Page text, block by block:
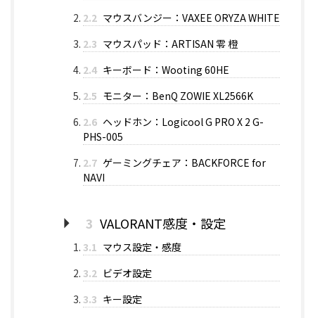
2.2 マウスバンジー：VAXEE ORYZA WHITE
2.3 マウスパッド：ARTISAN 零 橙
2.4 キーボード：Wooting 60HE
2.5 モニター：BenQ ZOWIE XL2566K
2.6 ヘッドホン：Logicool G PRO X 2 G-
PHS-005
2.7 ゲーミングチェア：BACKFORCE for
NAVI
3 VALORANT感度・設定
3.1 マウス設定・感度
3.2 ビデオ設定
3.3 キー設定